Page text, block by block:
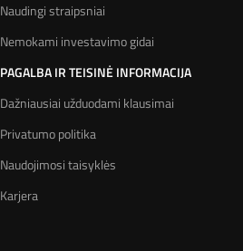
Naudingi straipsniai
Nemokami investavimo gidai
PAGALBA IR TEISINĖ INFORMACIJA
Dažniausiai užduodami klausimai
Privatumo politika
Naudojimosi taisyklės
Karjera